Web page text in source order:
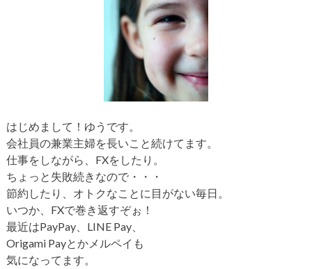
はじめまして！ゆうです。
会社員の兼業主婦を長いこと続けてます。
仕事をしながら、FXをしたり。
ちょっと失敗続きなので・・・
節約したり、オトクなことに目がない毎日。
いつか、FXで巻き返すぞぉ！
最近はPayPay、LINE Pay、
Origami Payとかメルペイも
気になってます。